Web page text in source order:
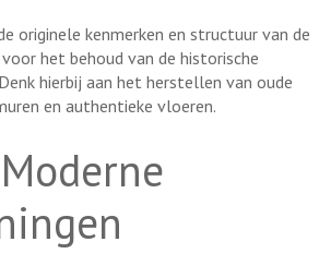
originele kenmerken en structuur van de
het behoud van de historische
hierbij aan het herstellen van oude
en authentieke vloeren.